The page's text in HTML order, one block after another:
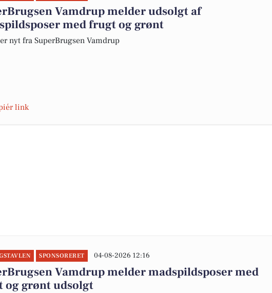
Vamdrup melder udsolgt af
med frugt og grønt
nyt fra SuperBrugsen Vamdrup
link
SPONSORERET 04-08-2026 12:16
Vamdrup melder madspildsposer med
og grønt udsolgt